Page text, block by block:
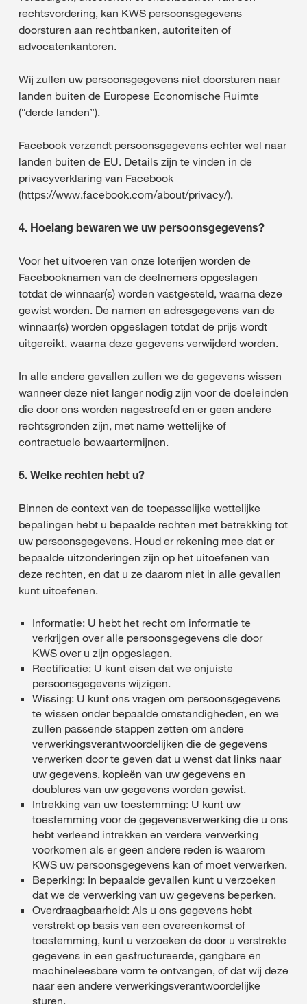
rechtsvordering, kan KWS persoonsgegevens
doorsturen aan rechtbanken, autoriteiten of
advocatenkantoren.
Wij zullen uw persoonsgegevens niet doorsturen naar
landen buiten de Europese Economische Ruimte
(“derde landen”).
Facebook verzendt persoonsgegevens echter wel naar
landen buiten de EU. Details zijn te vinden in de
privacyverklaring van Facebook
(https://www.facebook.com/about/privacy/).
4. Hoelang bewaren we uw persoonsgegevens?
Voor het uitvoeren van onze loterijen worden de
Facebooknamen van de deelnemers opgeslagen
totdat de winnaar(s) worden vastgesteld, waarna deze
gewist worden. De namen en adresgegevens van de
winnaar(s) worden opgeslagen totdat de prijs wordt
uitgereikt, waarna deze gegevens verwijderd worden.
In alle andere gevallen zullen we de gegevens wissen
wanneer deze niet langer nodig zijn voor de doeleinden
die door ons worden nagestreefd en er geen andere
rechtsgronden zijn, met name wettelijke of
contractuele bewaartermijnen.
5. Welke rechten hebt u?
Binnen de context van de toepasselijke wettelijke
bepalingen hebt u bepaalde rechten met betrekking tot
uw persoonsgegevens. Houd er rekening mee dat er
bepaalde uitzonderingen zijn op het uitoefenen van
deze rechten, en dat u ze daarom niet in alle gevallen
kunt uitoefenen.
Informatie: U hebt het recht om informatie te
verkrijgen over alle persoonsgegevens die door
KWS over u zijn opgeslagen.
Rectificatie: U kunt eisen dat we onjuiste
persoonsgegevens wijzigen.
Wissing: U kunt ons vragen om persoonsgegevens
te wissen onder bepaalde omstandigheden, en we
zullen passende stappen zetten om andere
verwerkingsverantwoordelijken die de gegevens
verwerken door te geven dat u wenst dat links naar
uw gegevens, kopieën van uw gegevens en
doublures van uw gegevens worden gewist.
Intrekking van uw toestemming: U kunt uw
toestemming voor de gegevensverwerking die u ons
hebt verleend intrekken en verdere verwerking
voorkomen als er geen andere reden is waarom
KWS uw persoonsgegevens kan of moet verwerken.
Beperking: In bepaalde gevallen kunt u verzoeken
dat we de verwerking van uw gegevens beperken.
Overdraagbaarheid: Als u ons gegevens hebt
verstrekt op basis van een overeenkomst of
toestemming, kunt u verzoeken de door u verstrekte
gegevens in een gestructureerde, gangbare en
machineleesbare vorm te ontvangen, of dat wij deze
naar een andere verwerkingsverantwoordelijke
sturen.